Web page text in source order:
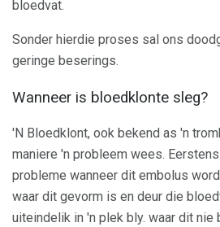
bloedvat.
Sonder hierdie proses sal ons
geringe beserings.
Wanneer is bloedklonte sleg?
'N Bloedklont, ook bekend as 'n
maniere 'n probleem wees.
probleme wanneer dit embolus
waar dit gevorm is en deur die
uiteindelik in 'n plek bly. waar dit nie